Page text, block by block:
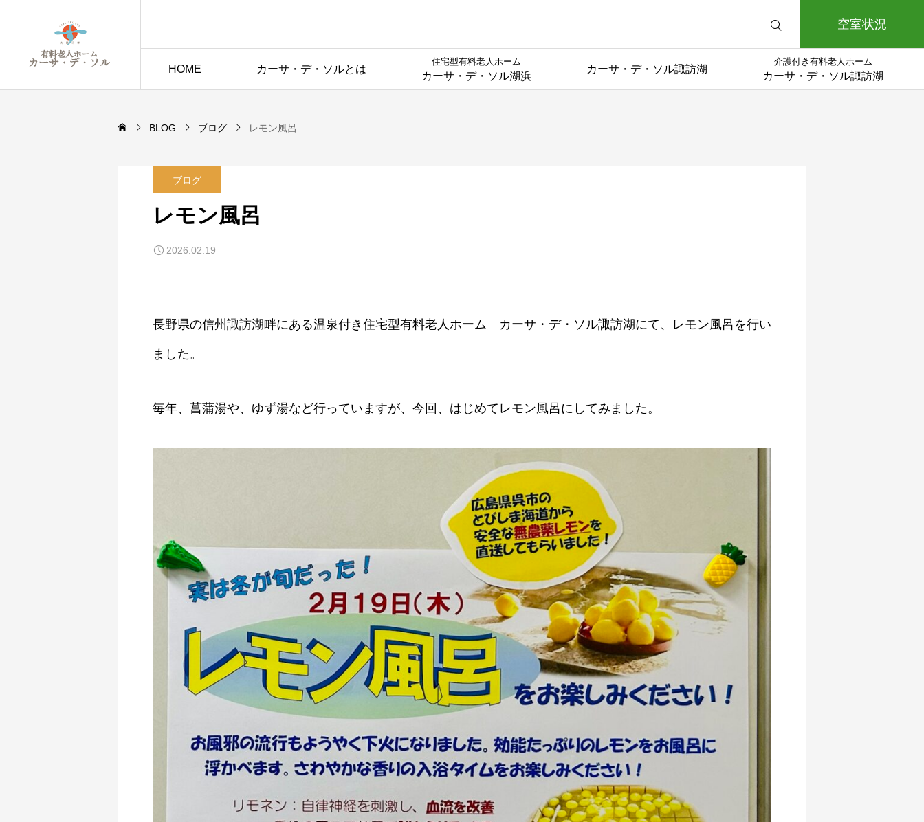
空室状況
HOME カーサ・デ・ソルとは
住宅型有料老人ホーム
カーサ・デ・ソル湖浜
カーサ・デ・ソル諏訪湖
介護付き有料老人ホーム
カーサ・デ・ソル諏訪湖
BLOG ブログ レモン風呂
ブログ
レモン風呂
2026.02.19
長野県の信州諏訪湖畔にある温泉付き住宅型有料老人ホーム カーサ・デ・ソル諏訪湖にて、レモン風呂を行い
ました。
毎年、菖蒲湯や、ゆず湯など行っていますが、今回、はじめてレモン風呂にしてみました。